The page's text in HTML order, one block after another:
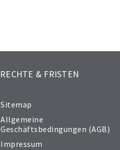
RECHTE & FRISTEN
Sitemap
Allgemeine
Geschäftsbedingungen (AGB)
Impressum